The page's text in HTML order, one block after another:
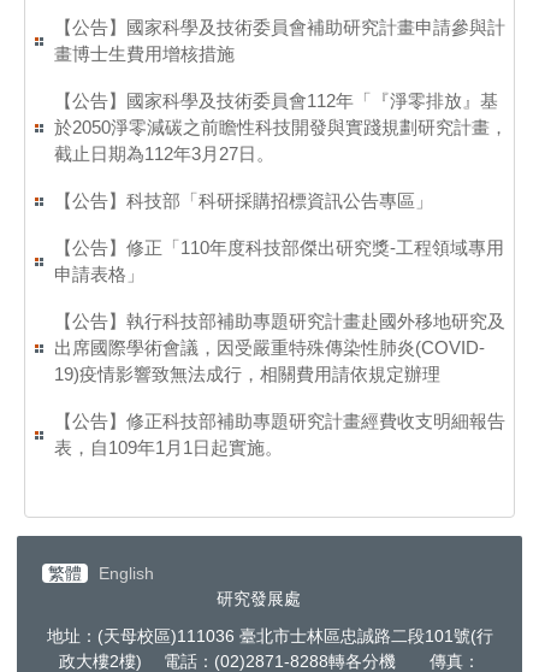
【公告】國家科學及技術委員會補助研究計畫申請參與計
畫博士生費用增核措施
【公告】國家科學及技術委員會112年「『淨零排放』基
於2050淨零減碳之前瞻性科技開發與實踐規劃研究計畫，
截止日期為112年3月27日。
【公告】科技部「科研採購招標資訊公告專區」
【公告】修正「110年度科技部傑出研究獎-工程領域專用
申請表格」
【公告】執行科技部補助專題研究計畫赴國外移地研究及
出席國際學術會議，因受嚴重特殊傳染性肺炎(COVID-
19)疫情影響致無法成行，相關費用請依規定辦理
【公告】修正科技部補助專題研究計畫經費收支明細報告
表，自109年1月1日起實施。
繁體
English
研究發展處
地址：(天母校區)111036 臺北市士林區忠誠路二段101號(行
政大樓2樓) 電話：(02)2871-8288轉各分機 傳真：